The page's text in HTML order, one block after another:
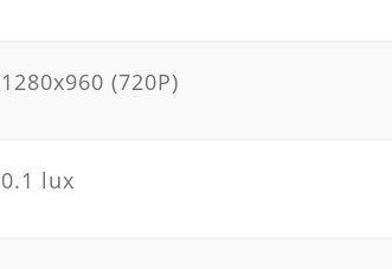
1280x960 (720P)
0.1 lux